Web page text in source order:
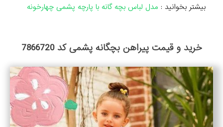
بیشتر بخوانید : مدل لباس بچه گانه با پارچه پشمی چهارخونه
خرید و قیمت پیراهن بچگانه پشمی کد 7866720